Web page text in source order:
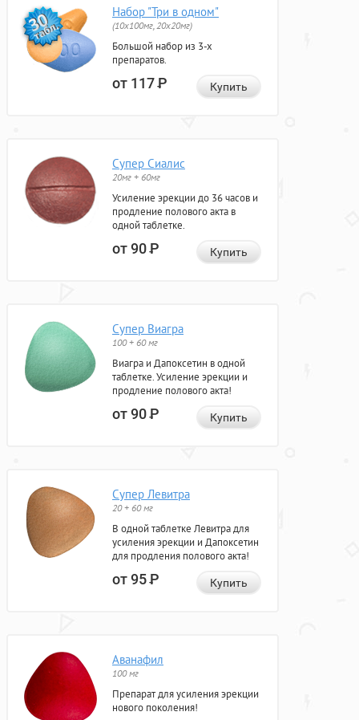
Набор "Три в одном"
(10x100мг, 20x20мг)
Большой набор из 3-х
препаратов.
от 117Р Купить
Супер Сиалис
20мг + 60мг
Усиление эрекции до 36 часов и
продление полового акта в
одной таблетке.
от 90Р Купить
Супер Виагра
100 + 60 мг
Виагра и Дапоксетин в одной
таблетке. Усиление эрекции и
продление полового акта!
от 90Р Купить
Супер Левитра
20 + 60 мг
В одной таблетке Левитра для
усиления эрекции и Дапоксетин
для продления полового акта!
от 95Р Купить
Аванафил
100 мг
Препарат для усиления эрекции
нового поколения!